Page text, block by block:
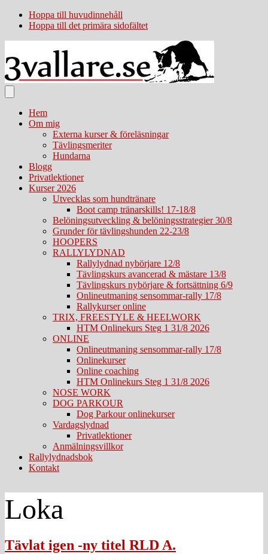
Hoppa till huvudinnehåll
Hoppa till det primära sidofältet
Hem
Om mig
Externa kurser & föreläsningar
Tävlingsmeriter
Hundarna
Blogg
Privatlektioner
Kurser 2026
Utvecklas som hundtränare
Boot camp tränarskills! 17-18/8
Belöningsutveckling & belöningsstrategier 30/8
Grunder för tävlingshunden 22-23/8
HOOPERS
RALLYLYDNAD
Rallylydnad nybörjare 12/8
Tävlingskurs avancerad & mästare 13/8
Tävlingskurs nybörjare & fortsättning 6/9
Onlineutmaning sensommar-rally 17/8
Rallykurser online
TRIX, FREESTYLE & HEELWORK
HTM Onlinekurs Steg 1 31/8 2026
ONLINE
Onlineutmaning sensommar-rally 17/8
Onlinekurser
Online coaching
HTM Onlinekurs Steg 1 31/8 2026
NOSE WORK
DOG PARKOUR
Dog Parkour onlinekurser
Vardagslydnad
Privatlektioner
Anmälningsvillkor
Rallylydnadsbok
Kontakt
Loka
Tävlat igen -ny titel RLD A.